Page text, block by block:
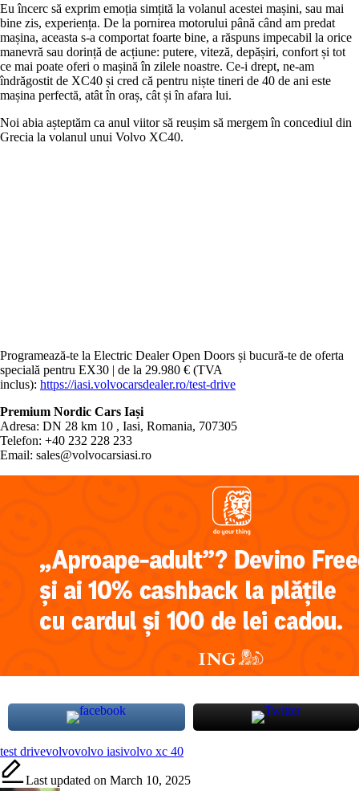
Eu încerc să exprim emoția simțită la volanul acestei mașini, sau mai
bine zis, experiența. De la pornirea motorului până când am predat
mașina, aceasta s-a comportat foarte bine, a răspuns impecabil la orice
manevră sau dorință de acțiune: putere, viteză, depășiri, confort și tot
ce mai poate oferi o mașină în zilele noastre. Ce-i drept, ne-am
îndrăgostit de XC40 și cred că pentru niște tineri de 40 de ani este
mașina perfectă, atât în oraș, cât și în afara lui.
Noi abia așteptăm ca anul viitor să reușim să mergem în concediul din
Grecia la volanul unui Volvo XC40.
Programează-te la Electric Dealer Open Doors și bucură-te de oferta
specială pentru EX30 | de la 29.980 € (TVA
inclus): https://iasi.volvocarsdealer.ro/test-drive
Premium Nordic Cars Iași
Adresa: DN 28 km 10 , Iasi, Romania, 707305
Telefon: +40 232 228 233
Email: sales@volvocarsiasi.ro
Tags:
test drivevolvovolvo iasivolvo xc 40
Last updated on March 10, 2025